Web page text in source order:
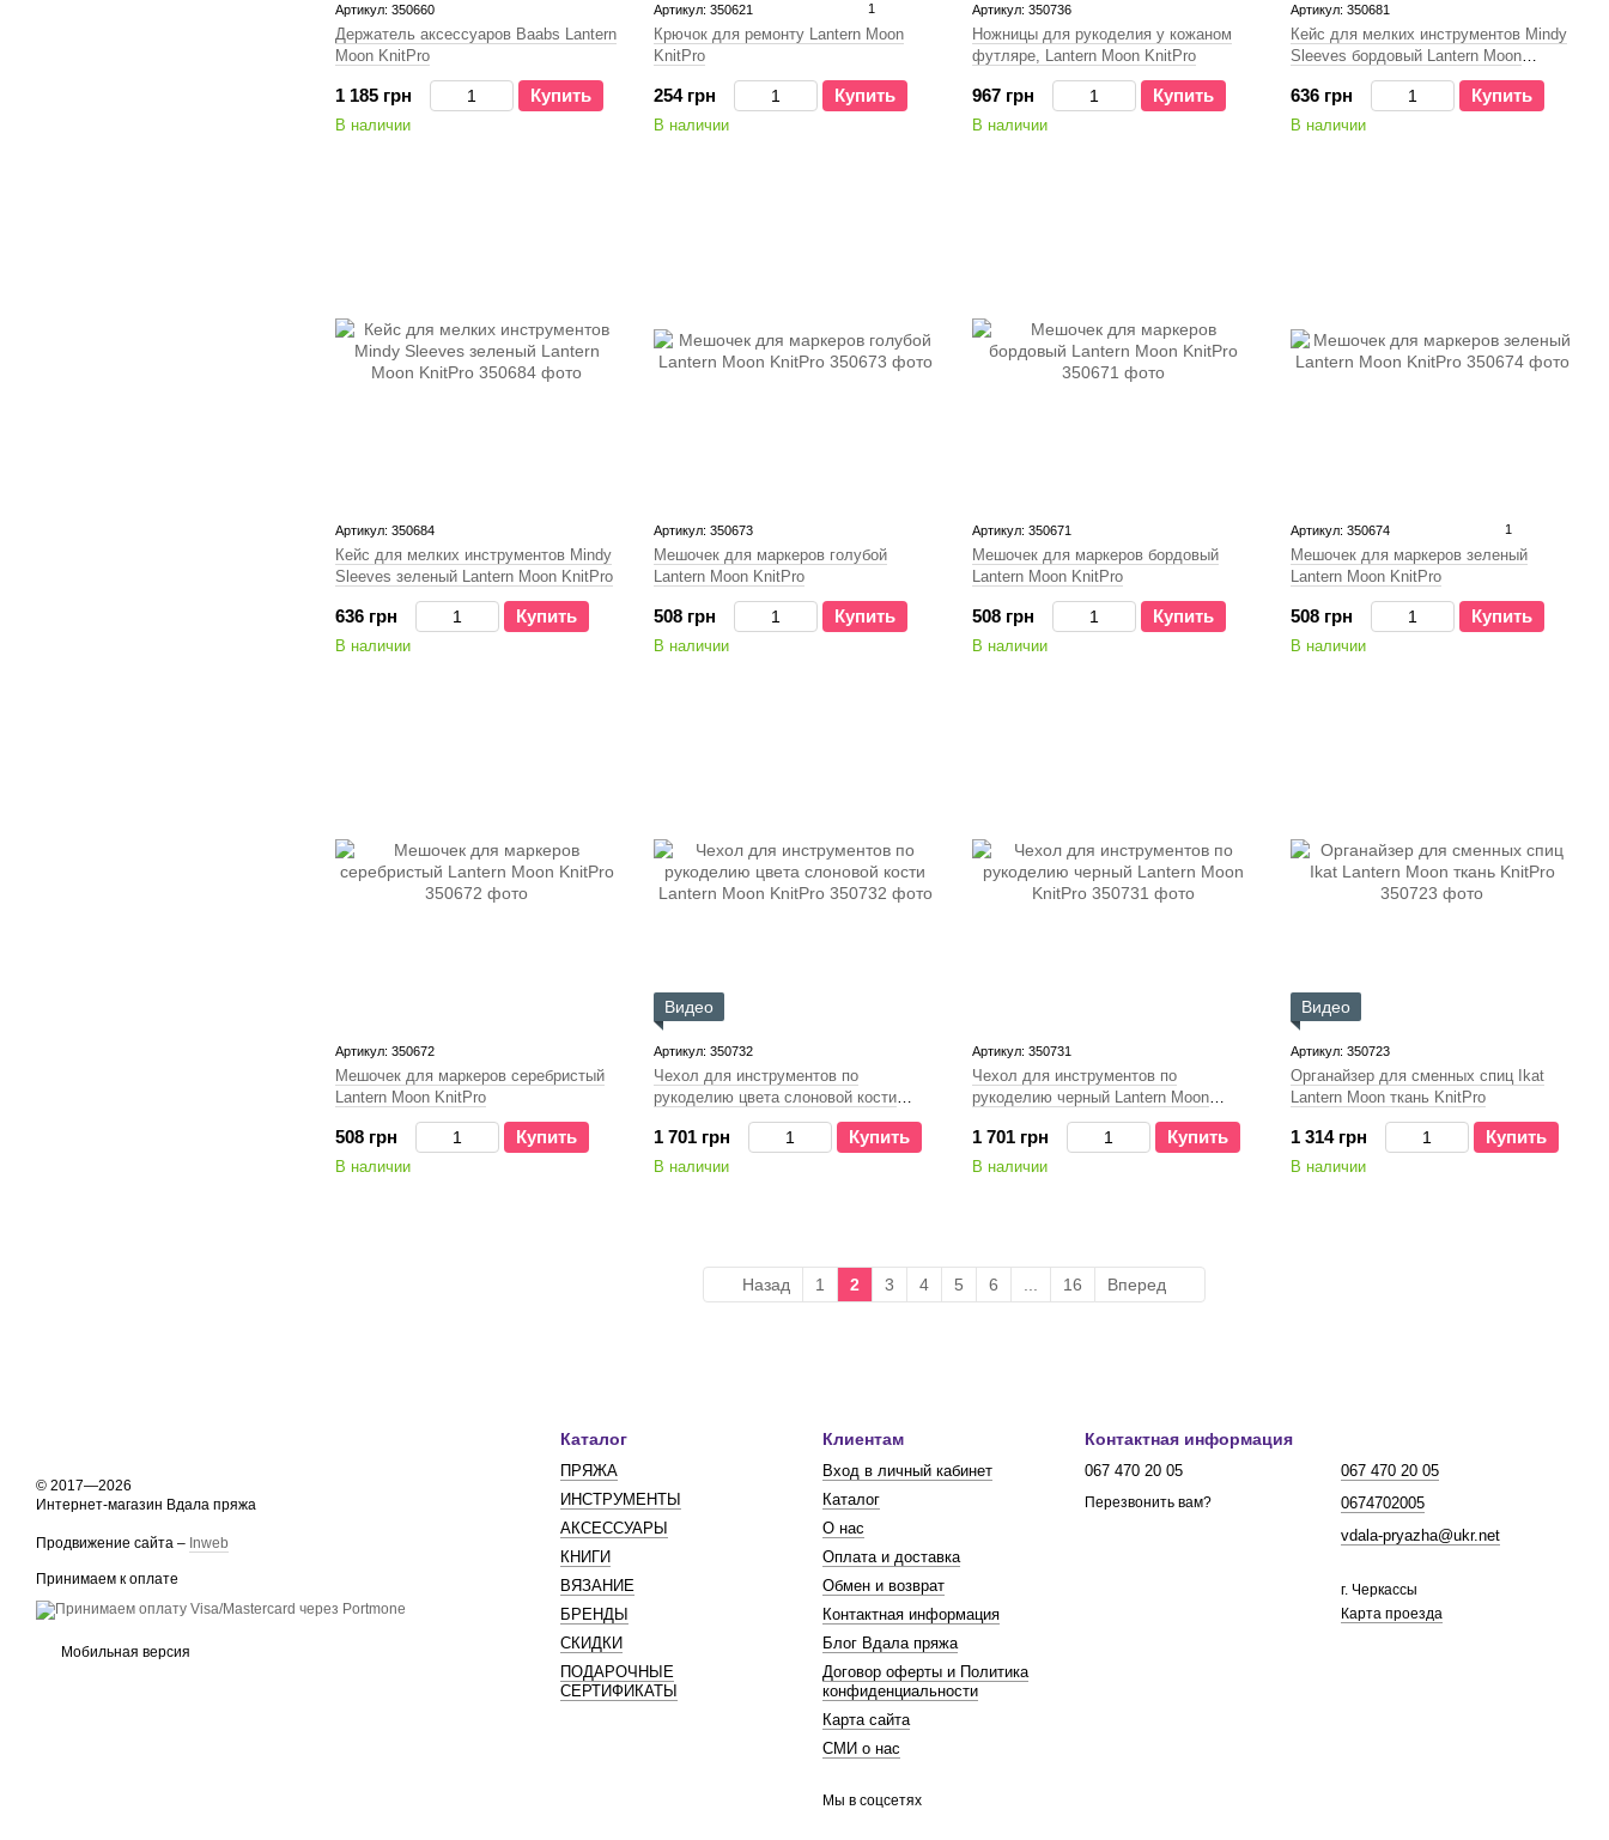
Артикул: 350660
Держатель аксессуаров Baabs Lantern
Moon KnitPro
1 185 грн Купить
В наличии
Артикул: 350621 1
Крючок для ремонту Lantern Moon
KnitPro
254 грн Купить
В наличии
Артикул: 350736
Ножницы для рукоделия у кожаном
футляре, Lantern Moon KnitPro
967 грн Купить
В наличии
Артикул: 350681
Кейс для мелких инструментов Mindy
Sleeves бордовый Lantern Moon
636 грн Купить
В наличии
Артикул: 350684
Кейс для мелких инструментов Mindy
Sleeves зеленый Lantern Moon KnitPro
636 грн Купить
В наличии
Артикул: 350673
Мешочек для маркеров голубой
Lantern Moon KnitPro
508 грн Купить
В наличии
Артикул: 350671
Мешочек для маркеров бордовый
Lantern Moon KnitPro
508 грн Купить
В наличии
Артикул: 350674 1
Мешочек для маркеров зеленый
Lantern Moon KnitPro
508 грн Купить
В наличии
Артикул: 350672
Мешочек для маркеров серебристый
Lantern Moon KnitPro
508 грн Купить
В наличии
Видео
Артикул: 350732
Чехол для инструментов по
рукоделию цвета слоновой кости
Lantern Moon KnitPro
1 701 грн Купить
В наличии
Артикул: 350731
Чехол для инструментов по
рукоделию черный Lantern Moon
1 701 грн Купить
В наличии
Видео
Артикул: 350723
Органайзер для сменных спиц Ikat
Lantern Moon ткань KnitPro
1 314 грн Купить
В наличии
Назад 1 2 3 4 5 6 16 Вперед
© 2017—2026
Интернет-магазин Вдала пряжа
Продвижение сайта – Inweb
Принимаем к оплате
Мобильная версия
Каталог
ПРЯЖА
ИНСТРУМЕНТЫ
АКСЕССУАРЫ
КНИГИ
ВЯЗАНИЕ
БРЕНДЫ
СКИДКИ
ПОДАРОЧНЫЕ
СЕРТИФИКАТЫ
Клиентам
Вход в личный кабинет
Каталог
О нас
Оплата и доставка
Обмен и возврат
Контактная информация
Блог Вдала пряжа
Договор оферты и Политика
конфиденциальности
Карта сайта
СМИ о нас
Мы в соцсетях
Контактная информация
067 470 20 05
Перезвонить вам?
067 470 20 05
0674702005
vdala-pryazha@ukr.net
г. Черкассы
Карта проезда